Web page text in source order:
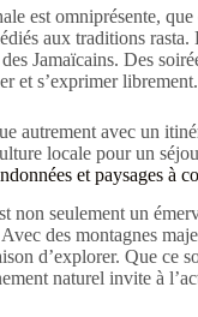
est omniprésente,
aux traditions
Jamaïcains. Des
et s’exprimer librement.
et paysages à
non seulement un
des montagnes
d’explorer. Que ce
naturel invite à